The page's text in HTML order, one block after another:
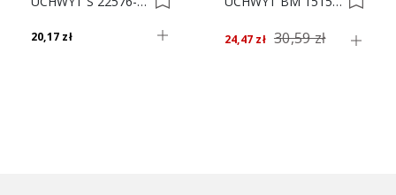
20,17 zł 24,47 zł 30,59 zł